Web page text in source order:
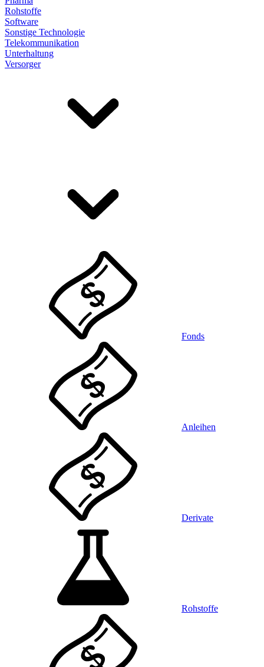
Rohstoffe
Software
Sonstige Technologie
Telekommunikation
Unterhaltung
Versorger
Fonds
Anleihen
Derivate
Rohstoffe